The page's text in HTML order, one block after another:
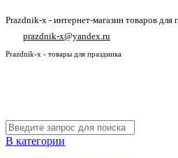
Prazdnik-x - интернет-магазин товаров для
prazdnik-x@yandex.ru
Prazdnik-x - товары для праздника
В категории